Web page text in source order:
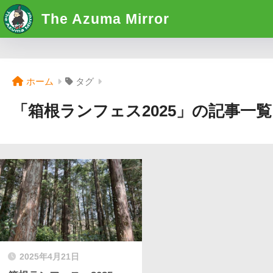
The Azuma Mirror
ホーム タグ
「箱根ランフェス2025」の記事一覧
2025年4月21日